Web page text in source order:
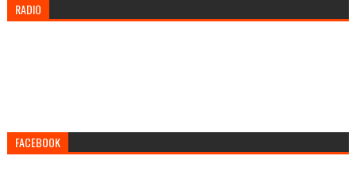
RADIO
FACEBOOK